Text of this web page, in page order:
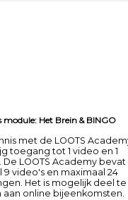
module: Het Brein & BINGO
met de LOOTS
toegang tot 1 video en 1
LOOTS Academy bevat
9 video's en maximaal 24
Het is mogelijk deel te
aan online bijeenkomsten.